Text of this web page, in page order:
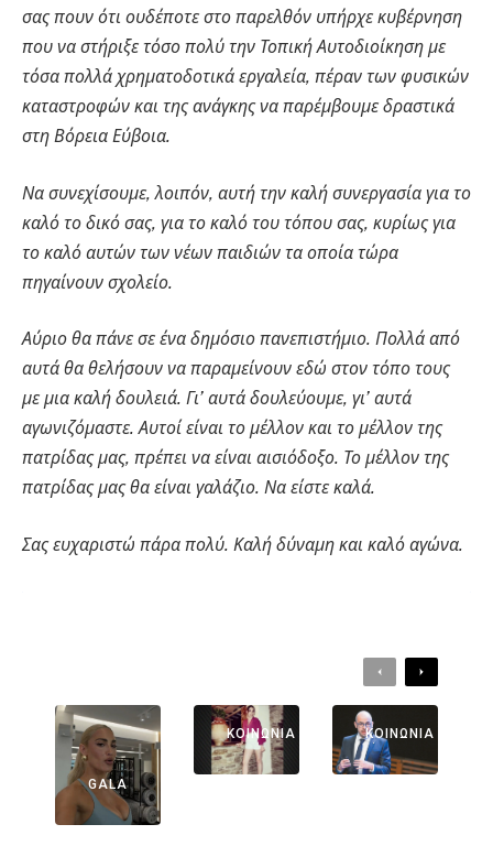
σας πουν ότι ουδέποτε στο παρελθόν υπήρχε κυβέρνηση
που να στήριξε τόσο πολύ την Τοπική Αυτοδιοίκηση με
τόσα πολλά χρηματοδοτικά εργαλεία, πέραν των φυσικών
καταστροφών και της ανάγκης να παρέμβουμε δραστικά
στη Βόρεια Εύβοια.
Να συνεχίσουμε, λοιπόν, αυτή την καλή συνεργασία για το
καλό το δικό σας, για το καλό του τόπου σας, κυρίως για
το καλό αυτών των νέων παιδιών τα οποία τώρα
πηγαίνουν σχολείο.
Αύριο θα πάνε σε ένα δημόσιο πανεπιστήμιο. Πολλά από
αυτά θα θελήσουν να παραμείνουν εδώ στον τόπο τους
με μια καλή δουλειά. Γι’ αυτά δουλεύουμε, γι’ αυτά
αγωνιζόμαστε. Αυτοί είναι το μέλλον και το μέλλον της
πατρίδας μας, πρέπει να είναι αισιόδοξο. Το μέλλον της
πατρίδας μας θα είναι γαλάζιο. Να είστε καλά.
Σας ευχαριστώ πάρα πολύ. Καλή δύναμη και καλό αγώνα.
PreviousNext
GALA
ΚΟΙΝΩΝΊΑ ΚΟΙΝΩΝΊΑ